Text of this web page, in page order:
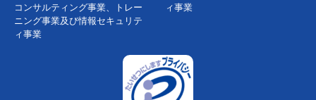
コンサルティング事業、トレー
ニング事業及び情報セキュリテ
ィ事業
ィ事業